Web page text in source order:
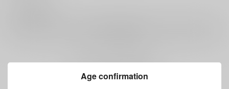
Age confirmation